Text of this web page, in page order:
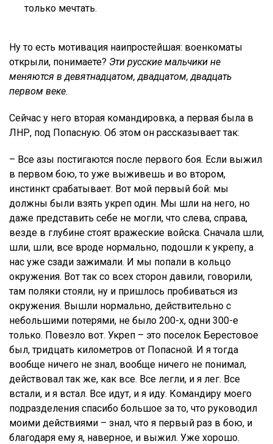
только мечтать.
Ну то есть мотивация наипростейшая: военкоматы
открыли, понимаете? Эти русские мальчики не
меняются в девятнадцатом, двадцатом, двадцать
первом веке.
Сейчас у него вторая командировка, а первая была в
ЛНР, под Попасную. Об этом он рассказывает так:
– Все азы постигаются после первого боя. Если выжил
в первом бою, то уже выживешь и во втором,
инстинкт срабатывает. Вот мой первый бой: мы
должны были взять укреп один. Мы шли на него, но
даже представить себе не могли, что слева, справа,
везде в глубине стоят вражеские войска. Сначала шли,
шли, шли, все вроде нормально, подошли к укрепу, а
нас уже сзади зажимали. И мы попали в кольцо
окружения. Вот так со всех сторон давили, говорили,
там поляки стояли, ну и пришлось пробиваться из
окружения. Вышли нормально, действительно с
небольшими потерями, не было 200-х, одни 300-е
только. Повезло вот. Укреп – это поселок Берестовое
был, тридцать километров от Попасной. И я тогда
вообще ничего не знал, вообще ничего не понимал,
действовал так же, как все. Все легли, и я лег. Все
встали, и я встал. Все идут, и я иду. Командиру моего
подразделения спасибо большое за то, что руководил
моими действиями – знал, что я первый раз в бою, и
благодаря ему я, наверное, и выжил. Уже хорошо.